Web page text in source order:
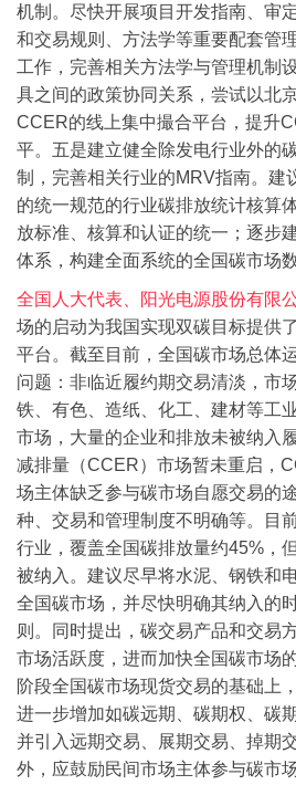
机制。尽快开展项目开发指南、审
和交易规则、方法学等重要配套管
工作，完善相关方法学与管理机制
具之间的政策协同关系，尝试以北
CCER的线上集中撮合平台，提升
平。 五是建立健全除发电行业外的
制，完善相关行业的MRV指南。建
的统一规范的行业碳排放统计核算
放标准、核算和认证的统一；逐步
体系，构建全面系统的全国碳市场
全国人大代表、阳光电源股份有限
场的启动为我国实现双碳目标提供
平台。截至目前，全国碳市场总体
问题：非临近履约期交易清淡，市
铁、有色、造纸、化工、建材等工
市场，大量的企业和排放未被纳入
减排量（CCER）市场暂未重启，
场主体缺乏参与碳市场自愿交易的
种、交易和管理制度不明确等。目
行业，覆盖全国碳排放量约45%，
被纳入。 建议尽早将水泥、钢铁和
全国碳市场，并尽快明确其纳入的
则。同时提出，碳交易产品和交易
市场活跃度，进而加快全国碳市场
阶段全国碳市场现货交易的基础上
进一步增加如碳远期、碳期权、碳
并引入远期交易、展期交易、掉期
外，应鼓励民间市场主体参与碳市